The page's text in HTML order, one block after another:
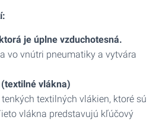
je úplne vzduchotesná.
vo vnútri pneumatiky a vytvára
vlákna)
textilných vlákien, ktoré sú
vlákna predstavujú kľúčový